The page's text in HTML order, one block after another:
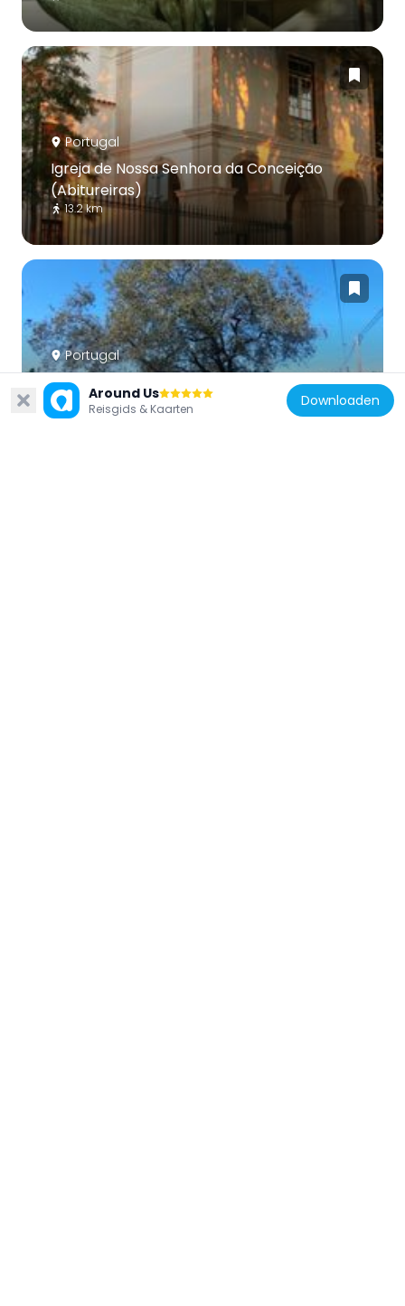
Portugal
Igreja de Nossa Senhora da Conceição
(Abitureiras)
13.2 km
Portugal
Árvore isolada em Louções
15.4 kmAround Us
Reisgids & Kaarten Downloaden